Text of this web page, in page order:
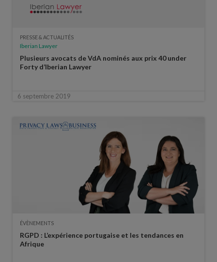
PRESSE & ACTUALITÉS
Iberian Lawyer
Plusieurs avocats de VdA nominés aux prix 40 under
Forty d’Iberian Lawyer
6 septembre 2019
ÉVÈNEMENTS
RGPD : L’expérience portugaise et les tendances en
Afrique